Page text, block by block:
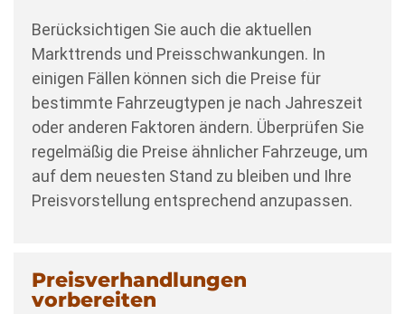
Berücksichtigen Sie auch die aktuellen
Markttrends und Preisschwankungen. In
einigen Fällen können sich die Preise für
bestimmte Fahrzeugtypen je nach Jahreszeit
oder anderen Faktoren ändern. Überprüfen Sie
regelmäßig die Preise ähnlicher Fahrzeuge, um
auf dem neuesten Stand zu bleiben und Ihre
Preisvorstellung entsprechend anzupassen.
Preisverhandlungen
vorbereiten